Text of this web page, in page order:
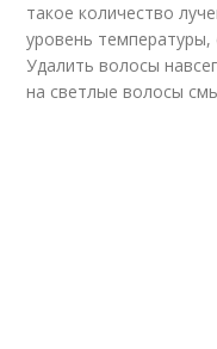
такое количество
уровень
Удалить волосы
на светлые волосы